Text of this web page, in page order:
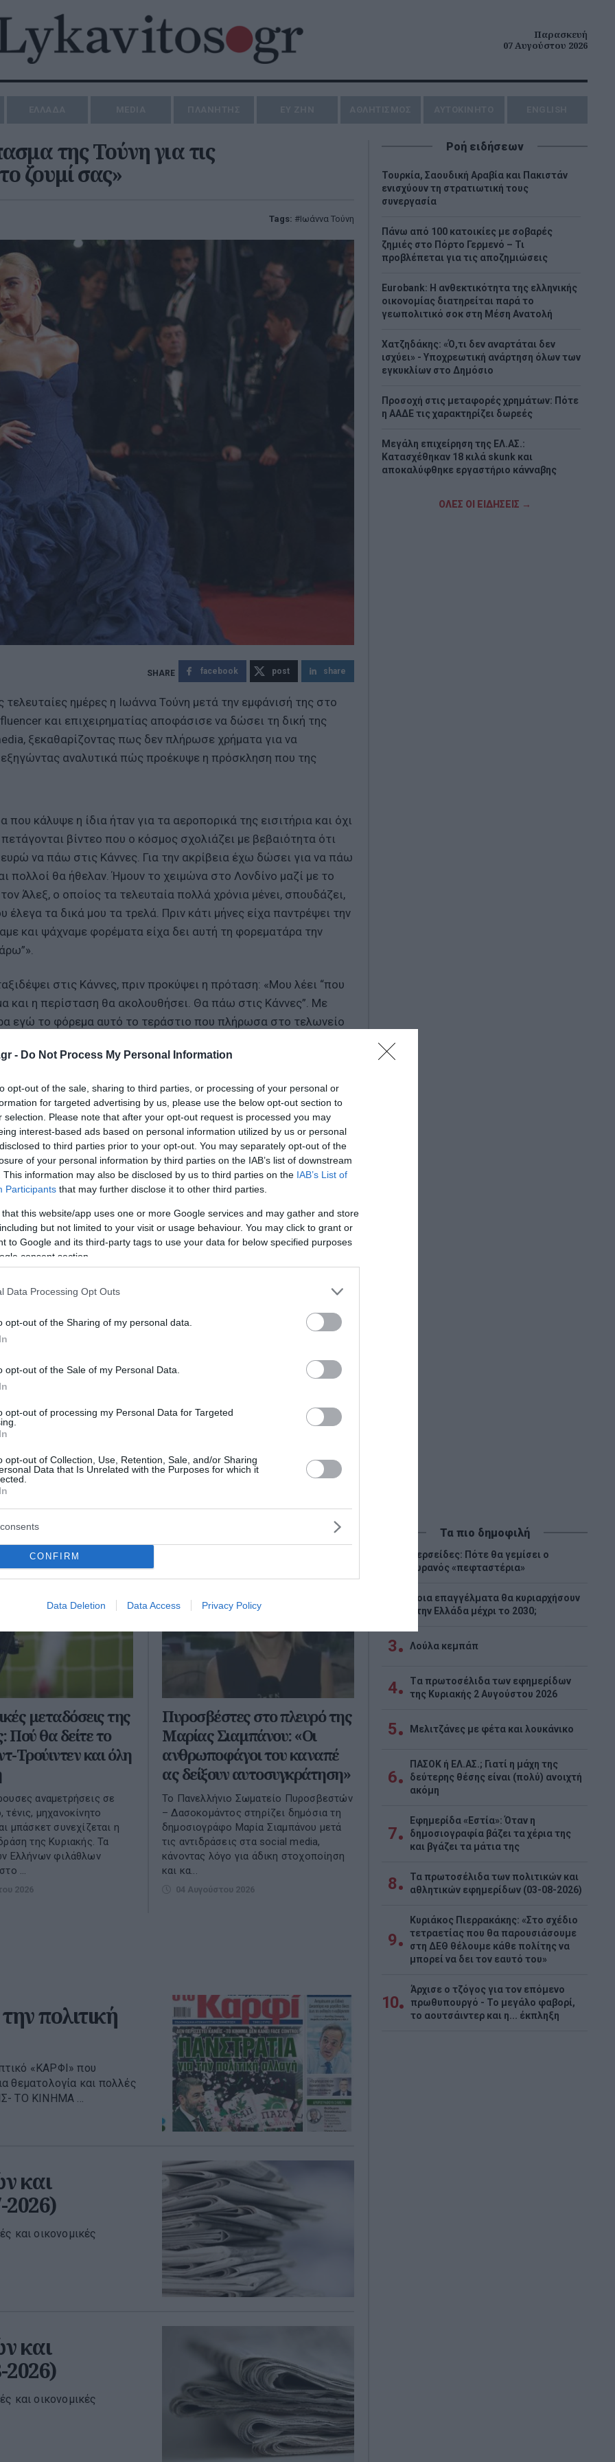
- Do Not Process My Personal Information
opt-out of the sale, sharing to third parties, or processing of your personal or
for targeted advertising by us, please use the below opt-out section to
selection. Please note that after your opt-out request is processed you may
interest-based ads based on personal information utilized by us or personal
to third parties prior to your opt-out. You may separately opt-out of the
of your personal information by third parties on the IAB’s list of downstream
This information may also be disclosed by us to third parties on the IAB’s List of
Participants that may further disclose it to other third parties.
that this website/app uses one or more Google services and may gather and store
but not limited to your visit or usage behaviour. You may click to grant or
to Google and its third-party tags to use your data for below specified purposes
consent section.
Data Processing Opt Outs
opt-out of the Sharing of my personal data.
opt-out of the Sale of my Personal Data.
opt-out of processing my Personal Data for Targeted
opt-out of Collection, Use, Retention, Sale, and/or Sharing
Data that Is Unrelated with the Purposes for which it
CONFIRM
Data Deletion Data Access Privacy Policy
Παρασκευή
07 Αυγούστου 2026
της Τούνη για τις
ζουμί σας»
Tags: Ιωάννα Τούνη
facebook post share
ημέρες η Ιωάννα Τούνη μετά την εμφάνισή της στο
και επιχειρηματίας αποφάσισε να δώσει τη δική της
ξεκαθαρίζοντας πως δεν πλήρωσε χρήματα για να
αναλυτικά πώς προέκυψε η πρόσκληση που της
κάλυψε η ίδια ήταν για τα αεροπορικά της εισιτήρια και όχι
βίντεο που ο κόσμος σχολιάζει με βεβαιότητα ότι
να πάω στις Κάννες. Για την ακρίβεια έχω δώσει για να πάω
πολλοί θα ήθελαν. Ήμουν το χειμώνα στο Λονδίνο μαζί με το
Άλεξ, ο οποίος τα τελευταία πολλά χρόνια μένει, σπουδάζει,
έλεγα τα δικά μου τα τρελά. Πριν κάτι μήνες είχα παντρέψει την
και ψάχναμε φορέματα είχα δει αυτή τη φορεματάρα την
στις Κάννες, πριν προκύψει η πρόταση: «Μου λέει “που
και η περίσταση θα ακολουθήσει. Θα πάω στις Κάννες”. Με
εγώ το φόρεμα αυτό το τεράστιο που πλήρωσα στο τελωνείο
το κουβαλήσω κάπως. Έλεγα την ιστορία και γελούσα στον
με ένα τεράστιο φόρεμα, ε εντάξει κάποια στιγμή λέω
έλληνες
να θορυβείται
και
εκ μέρους
Touni
(04-06-2026)
με αφόρητους πόνους
Lykavitos.gr στο Google News
όλες τις ειδήσεις
Ροή ειδήσεων
Τουρκία, Σαουδική Αραβία και Πακιστάν
ενισχύουν τη στρατιωτική τους
συνεργασία
Πάνω από 100 κατοικίες με σοβαρές
ζημιές στο Πόρτο Γερμενό – Τι
προβλέπεται για τις αποζημιώσεις
Eurobank: Η ανθεκτικότητα της ελληνικής
οικονομίας διατηρείται παρά το
γεωπολιτικό σοκ στη Μέση Ανατολή
Χατζηδάκης: «Ό,τι δεν αναρτάται δεν
ισχύει» - Υποχρεωτική ανάρτηση όλων των
εγκυκλίων στο Δημόσιο
Προσοχή στις μεταφορές χρημάτων: Πότε
η ΑΑΔΕ τις χαρακτηρίζει δωρεές
Μεγάλη επιχείρηση της ΕΛ.ΑΣ.:
Κατασχέθηκαν 18 κιλά skunk και
αποκαλύφθηκε εργαστήριο κάνναβης
Παπασταύρου – Κεφαλογιάννη: Σε ισχύ το
ΟΛΕΣ ΟΙ ΕΙΔΗΣΕΙΣ →
μεταδόσεις της
Πού θα δείτε το
Τρούιντεν και όλη
αναμετρήσεις σε
μηχανοκίνητο
μπάσκετ συνεχίζεται η
της Κυριακής. Τα
Ελλήνων φιλάθλων
...
2026
Πυροσβέστες στο πλευρό της
Μαρίας Σιαμπάνου: «Οι
ανθρωποφάγοι του καναπέ
ας δείξουν αυτοσυγκράτηση»
Το Πανελλήνιο Σωματείο Πυροσβεστών
– Δασοκομάντος στηρίζει δημόσια τη
δημοσιογράφο Μαρία Σιαμπάνου μετά
τις αντιδράσεις στα social media,
κάνοντας λόγο για άδικη στοχοποίηση
και κα...
04 Αυγούστου 2026
πολιτική
«ΚΑΡΦΙ» που
θεματολογία και πολλές
ΤΟ ΚΙΝΗΜΑ ...
και
και οικονομικές
και
και οικονομικές
Τα πιο δημοφιλή
Περσείδες: Πότε θα γεμίσει ο
ουρανός «πεφταστέρια»
Ποια επαγγέλματα θα κυριαρχήσουν
στην Ελλάδα μέχρι το 2030;
3 Λούλα κεμπάπ
4
Tα πρωτοσέλιδα των εφημερίδων
της Κυριακής 2 Αυγούστου 2026
5 Μελιτζάνες με φέτα και λουκάνικο
6
ΠΑΣΟΚ ή ΕΛ.ΑΣ.; Γιατί η μάχη της
δεύτερης θέσης είναι (πολύ) ανοιχτή
ακόμη
7
Εφημερίδα «Εστία»: Όταν η
δημοσιογραφία βάζει τα χέρια της
και βγάζει τα μάτια της
8
Τα πρωτοσέλιδα των πολιτικών και
αθλητικών εφημερίδων (03-08-2026)
9
Κυριάκος Πιερρακάκης: «Στο σχέδιο
τετραετίας που θα παρουσιάσουμε
στη ΔΕΘ θέλουμε κάθε πολίτης να
μπορεί να δει τον εαυτό του»
10
Άρχισε ο τζόγος για τον επόμενο
πρωθυπουργό - Το μεγάλο φαβορί,
το αουτσάιντερ και η... έκπληξη